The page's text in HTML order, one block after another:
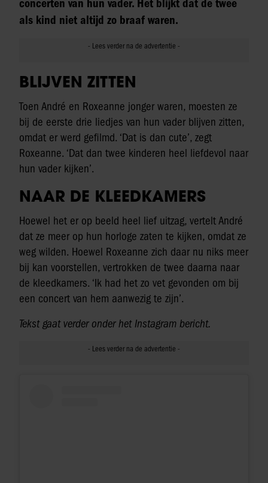
concerten van hun vader. Het blijkt dat de twee
als kind niet altijd zo braaf waren.
BLIJVEN ZITTEN
Toen André en Roxeanne jonger waren, moesten ze
bij de eerste drie liedjes van hun vader blijven zitten,
omdat er werd gefilmd. ‘Dat is dan cute’, zegt
Roxeanne. ‘Dat dan twee kinderen heel liefdevol naar
hun vader kijken’.
NAAR DE KLEEDKAMERS
Hoewel het er op beeld heel lief uitzag, vertelt André
dat ze meer op hun horloge zaten te kijken, omdat ze
weg wilden. Hoewel Roxeanne zich daar nu niks meer
bij kan voorstellen, vertrokken de twee daarna naar
de kleedkamers. ‘Ik had het zo vet gevonden om bij
een concert van hem aanwezig te zijn’.
Tekst gaat verder onder het Instagram bericht.